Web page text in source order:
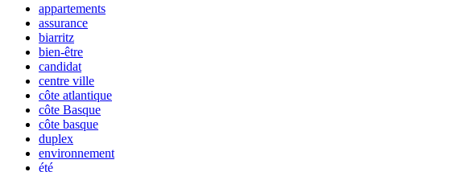
appartements
assurance
biarritz
bien-être
candidat
centre ville
côte atlantique
côte Basque
côte basque
duplex
environnement
été